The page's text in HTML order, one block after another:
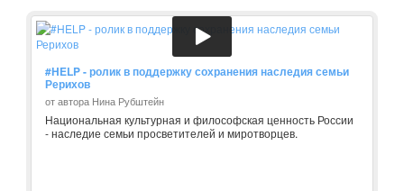
#HELP - ролик в поддержку сохранения наследия семьи
Рерихов
от автора Нина Рубштейн
Национальная культурная и философская ценность России
- наследие семьи просветителей и миротворцев.